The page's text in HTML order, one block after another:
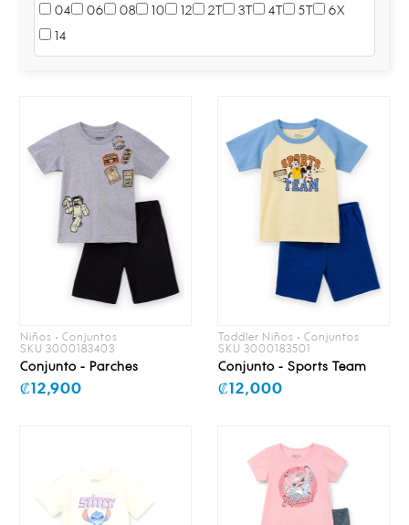
04
06 08 10 12 2T 3T 4T 5T
6X
14
Niños • Conjuntos
SKU 3000183403
Conjunto - Parches
₡12,900
Toddler Niños • Conjuntos
SKU 3000183501
Conjunto - Sports Team
₡12,000